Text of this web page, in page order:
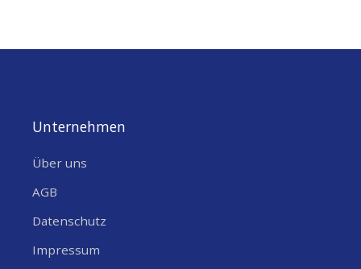
Unternehmen
Über uns
AGB
Datenschutz
Impressum